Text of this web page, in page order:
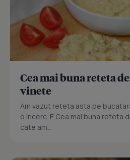
Cea mai buna reteta
vinete
Am vazut reteta asta pe
o incerc. E Cea mai buna reteta
cate am...